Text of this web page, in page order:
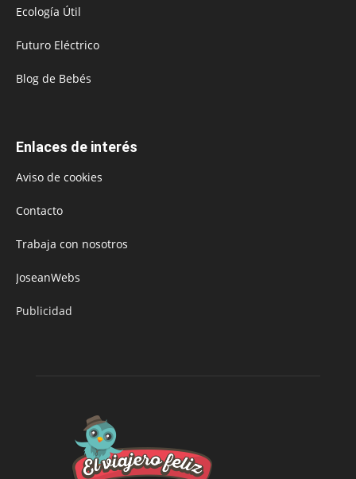
Ecología Útil
Futuro Eléctrico
Blog de Bebés
Enlaces de interés
Aviso de cookies
Contacto
Trabaja con nosotros
JoseanWebs
Publicidad